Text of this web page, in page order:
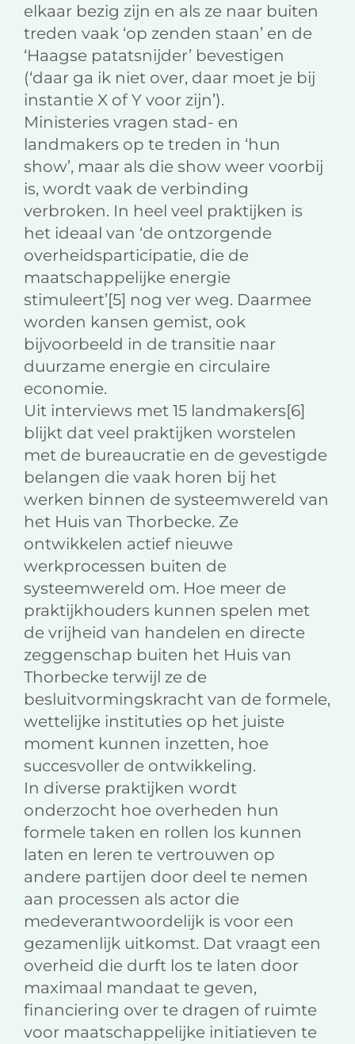
elkaar bezig zijn en als ze naar buiten
treden vaak ‘op zenden staan’ en de
‘Haagse patatsnijder’ bevestigen
(‘daar ga ik niet over, daar moet je bij
instantie X of Y voor zijn’).
Ministeries vragen stad- en
landmakers op te treden in ‘hun
show’, maar als die show weer voorbij
is, wordt vaak de verbinding
verbroken. In heel veel praktijken is
het ideaal van ‘de ontzorgende
overheidsparticipatie, die de
maatschappelijke energie
stimuleert’[5] nog ver weg. Daarmee
worden kansen gemist, ook
bijvoorbeeld in de transitie naar
duurzame energie en circulaire
economie.
Uit interviews met 15 landmakers[6]
blijkt dat veel praktijken worstelen
met de bureaucratie en de gevestigde
belangen die vaak horen bij het
werken binnen de systeemwereld van
het Huis van Thorbecke. Ze
ontwikkelen actief nieuwe
werkprocessen buiten de
systeemwereld om. Hoe meer de
praktijkhouders kunnen spelen met
de vrijheid van handelen en directe
zeggenschap buiten het Huis van
Thorbecke terwijl ze de
besluitvormingskracht van de formele,
wettelijke instituties op het juiste
moment kunnen inzetten, hoe
succesvoller de ontwikkeling.
In diverse praktijken wordt
onderzocht hoe overheden hun
formele taken en rollen los kunnen
laten en leren te vertrouwen op
andere partijen door deel te nemen
aan processen als actor die
medeverantwoordelijk is voor een
gezamenlijk uitkomst. Dat vraagt een
overheid die durft los te laten door
maximaal mandaat te geven,
financiering over te dragen of ruimte
voor maatschappelijke initiatieven te